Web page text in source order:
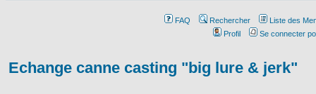
FAQ Rechercher
Liste des
Profil
Se connecter
Echange canne casting "big lure & jerk"